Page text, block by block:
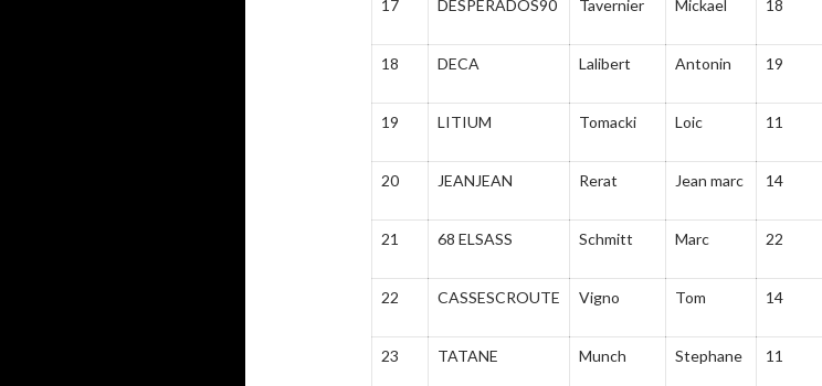
17 DESPERADOS90 Tavernier Mickael 18
18 DECA Lalibert Antonin 19
19 LITIUM Tomacki Loic 11
20 JEANJEAN Rerat Jean marc 14
21 68 ELSASS Schmitt Marc 22
22 CASSESCROUTE Vigno Tom 14
23 TATANE Munch Stephane 11